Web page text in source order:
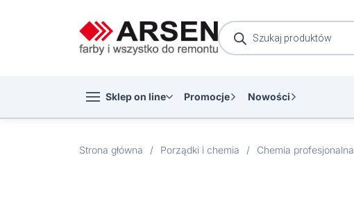
Wyszukiwarka
produktów
Sklep on line Promocje Nowości
Strona główna / Porządki i chemia / Chemia profesjonalna